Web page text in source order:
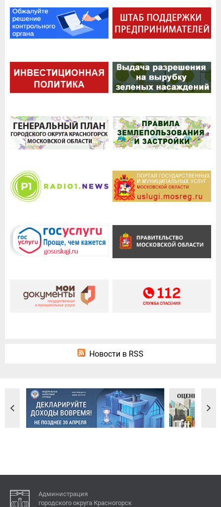
Новости в RSS
Администрация
городского округа Красногорск